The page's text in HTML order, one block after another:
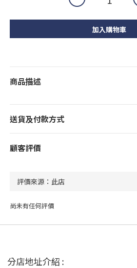
加入購物車
商品描述
送貨及付款方式
顧客評價
尚未有任何評價
分店地址介紹 :